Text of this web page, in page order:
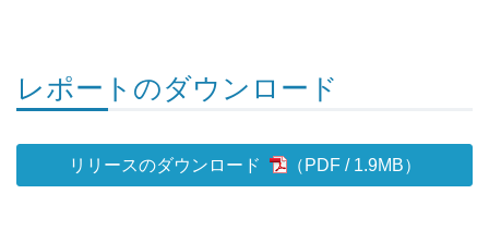
レポートのダウンロード
リリースのダウンロード 1.9MB）